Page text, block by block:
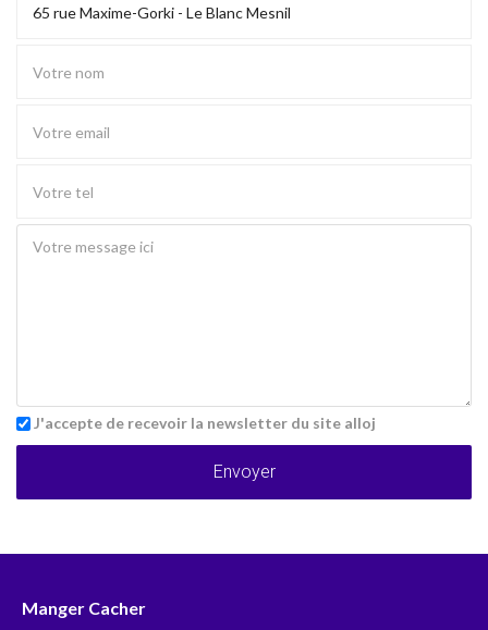
J'accepte de recevoir la newsletter du site alloj
Envoyer
Manger Cacher